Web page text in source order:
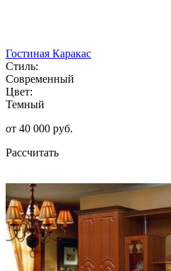
Гостиная Каракас
Стиль:
Современный
Цвет:
Темный
от 40 000 руб.
Рассчитать